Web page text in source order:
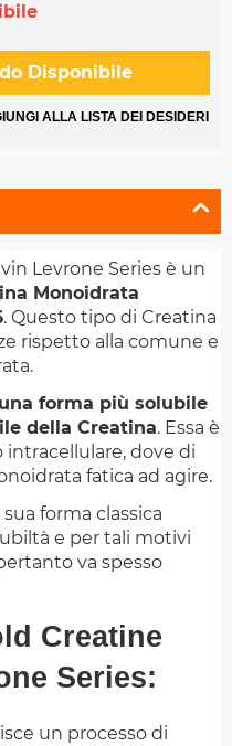
Disponibile
ALLA LISTA DEI DESIDERI
Levrone Series è un
Monoidrata
. Questo tipo di Creatina
rispetto alla comune e
forma più solubile
della Creatina. Essa è
intracellulare, dove di
fatica ad agire.
forma classica
e per tali motivi
va spesso
Creatine
Series:
un processo di